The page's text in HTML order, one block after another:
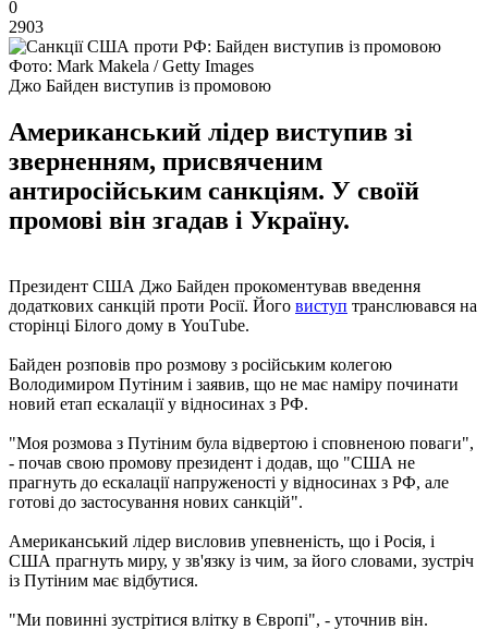
0
2903
Фото: Mark Makela / Getty Images
Джо Байден виступив із промовою
Американський лідер виступив зі
зверненням, присвяченим
антиросійським санкціям. У своїй
промові він згадав і Україну.
Президент США Джо Байден прокоментував введення
додаткових санкцій проти Росії. Його виступ транслювався на
сторінці Білого дому в YouТube.
Байден розповів про розмову з російським колегою
Володимиром Путіним і заявив, що не має наміру починати
новий етап ескалації у відносинах з РФ.
"Моя розмова з Путіним була відвертою і сповненою поваги",
- почав свою промову президент і додав, що "США не
прагнуть до ескалації напруженості у відносинах з РФ, але
готові до застосування нових санкцій".
Американський лідер висловив упевненість, що і Росія, і
США прагнуть миру, у зв'язку із чим, за його словами, зустріч
із Путіним має відбутися.
"Ми повинні зустрітися влітку в Європі", - уточнив він.